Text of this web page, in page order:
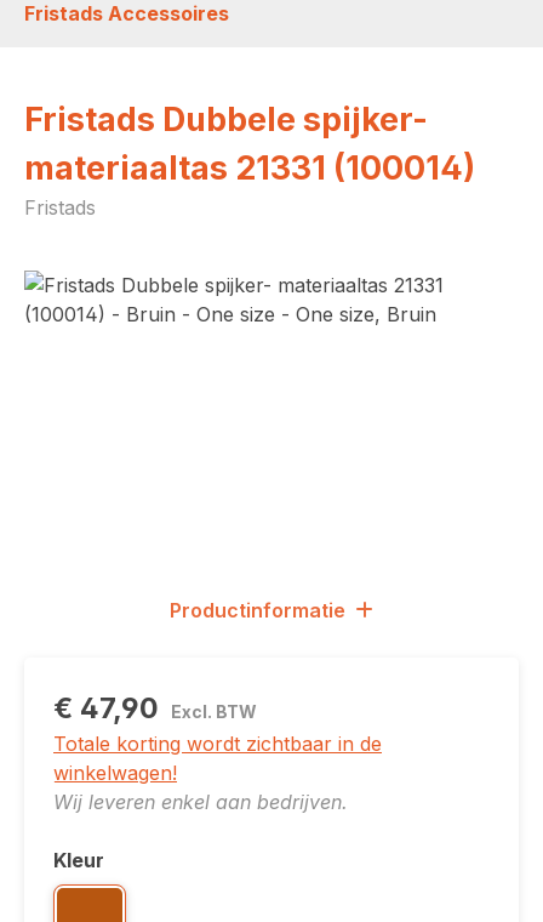
Fristads Accessoires
Fristads Dubbele spijker-
materiaaltas 21331 (100014)
Fristads
Afbeeldingengalerij overslaan
Productinformatie
€ 47,90 Excl. BTW
Totale korting wordt zichtbaar in de
winkelwagen!
Wij leveren enkel aan bedrijven.
Selecteer
Kleur
Kleuroptie: Bruin